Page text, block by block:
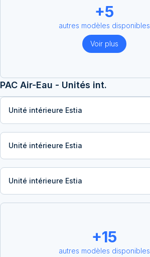
+5
autres modèles disponibles
Voir plus
PAC Air-Eau - Unités int.
Unité intérieure Estia
Unité intérieure Estia
Unité intérieure Estia
+15
autres modèles disponibles